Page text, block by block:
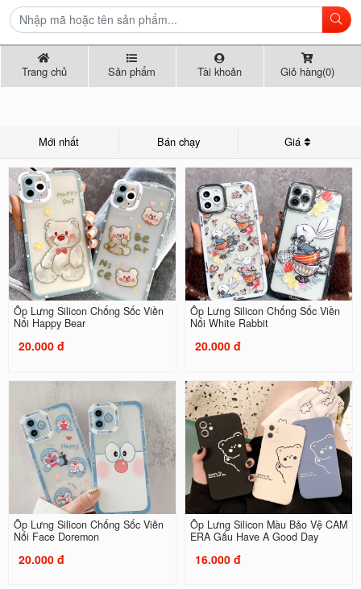
Trang chủ Sản phẩm Tài khoản Giỏ hàng(0)
Mới nhất Bán chạy Giá
Ốp Lưng Silicon Chống Sốc Viền
Nổi Happy Bear
20.000 đ
Ốp Lưng Silicon Chống Sốc Viền
Nổi White Rabbit
20.000 đ
Ốp Lưng Silicon Chống Sốc Viền
Nổi Face Doremon
20.000 đ
Ốp Lưng Silicon Màu Bảo Vệ CAM
ERA Gấu Have A Good Day
16.000 đ